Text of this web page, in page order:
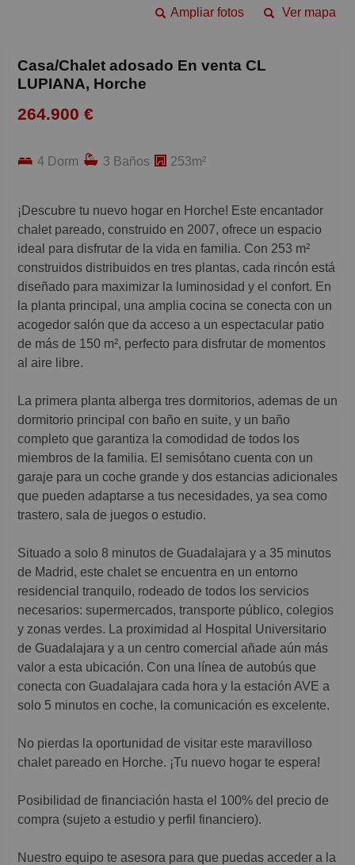
Ver mapa
Ampliar fotos
Casa/Chalet adosado En venta CL
LUPIANA, Horche
264.900 €
4 Dorm 3 Baños 253m²
¡Descubre tu nuevo hogar en Horche! Este encantador
chalet pareado, construido en 2007, ofrece un espacio
ideal para disfrutar de la vida en familia. Con 253 m²
construidos distribuidos en tres plantas, cada rincón está
diseñado para maximizar la luminosidad y el confort. En
la planta principal, una amplia cocina se conecta con un
acogedor salón que da acceso a un espectacular patio
de más de 150 m², perfecto para disfrutar de momentos
al aire libre.
La primera planta alberga tres dormitorios, ademas de un
dormitorio principal con baño en suite, y un baño
completo que garantiza la comodidad de todos los
miembros de la familia. El semisótano cuenta con un
garaje para un coche grande y dos estancias adicionales
que pueden adaptarse a tus necesidades, ya sea como
trastero, sala de juegos o estudio.
Situado a solo 8 minutos de Guadalajara y a 35 minutos
de Madrid, este chalet se encuentra en un entorno
residencial tranquilo, rodeado de todos los servicios
necesarios: supermercados, transporte público, colegios
y zonas verdes. La proximidad al Hospital Universitario
de Guadalajara y a un centro comercial añade aún más
valor a esta ubicación. Con una línea de autobús que
conecta con Guadalajara cada hora y la estación AVE a
solo 5 minutos en coche, la comunicación es excelente.
No pierdas la oportunidad de visitar este maravilloso
chalet pareado en Horche. ¡Tu nuevo hogar te espera!
Posibilidad de financiación hasta el 100% del precio de
compra (sujeto a estudio y perfil financiero).
Nuestro equipo te asesora para que puedas acceder a la